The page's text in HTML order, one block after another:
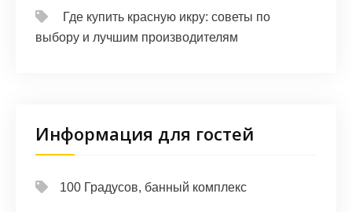
Где купить красную икру: советы по
выбору и лучшим производителям
Информация для гостей
100 Градусов, банный комплекс